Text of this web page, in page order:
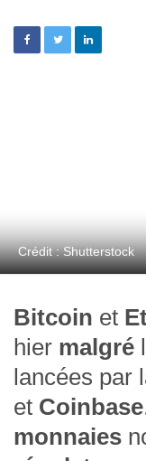
Crédit : Shutterstock
Bitcoin et
hier malgré
lancées par
et Coinbase
monnaies